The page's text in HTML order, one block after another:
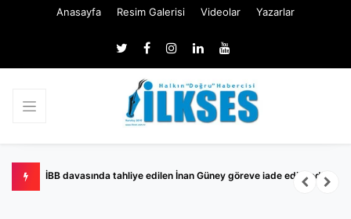
Anasayfa Resim Galerisi Videolar Yazarlar
İBB davasında tahliye edilen İnan Güney göreve iade edilmedi